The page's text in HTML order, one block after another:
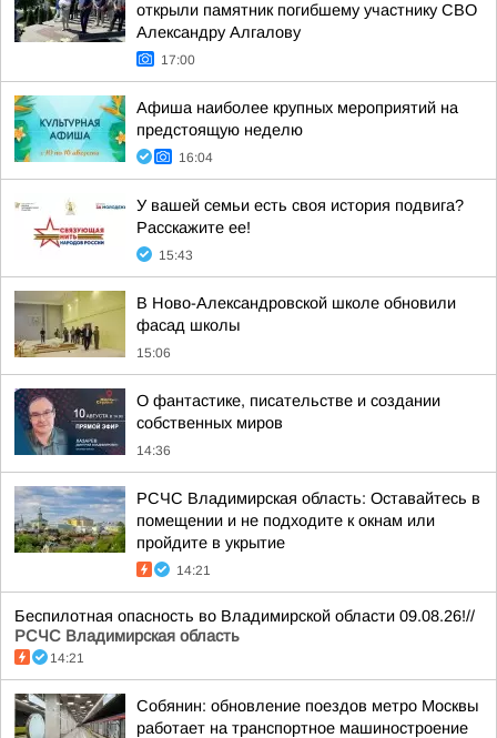
открыли памятник погибшему участнику СВО
Александру Алгалову
17:00
Афиша наиболее крупных мероприятий на
предстоящую неделю
16:04
У вашей семьи есть своя история подвига?
Расскажите ее!
15:43
В Ново-Александровской школе обновили
фасад школы
15:06
О фантастике, писательстве и создании
собственных миров
14:36
РСЧС Владимирская область: Оставайтесь в
помещении и не подходите к окнам или
пройдите в укрытие
14:21
Беспилотная опасность во Владимирской области 09.08.26!//
РСЧС Владимирская область
14:21
Собянин: обновление поездов метро Москвы
работает на транспортное машиностроение